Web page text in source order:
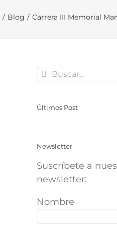
/ Blog / Carrera III Memorial
Buscar:
Últimos Post
Newsletter
Suscríbete a
newsletter:
Nombre